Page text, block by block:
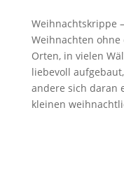
Weihnachtskrippe
Weihnachten ohne
Orten, in vielen
liebevoll
andere sich daran
kleinen